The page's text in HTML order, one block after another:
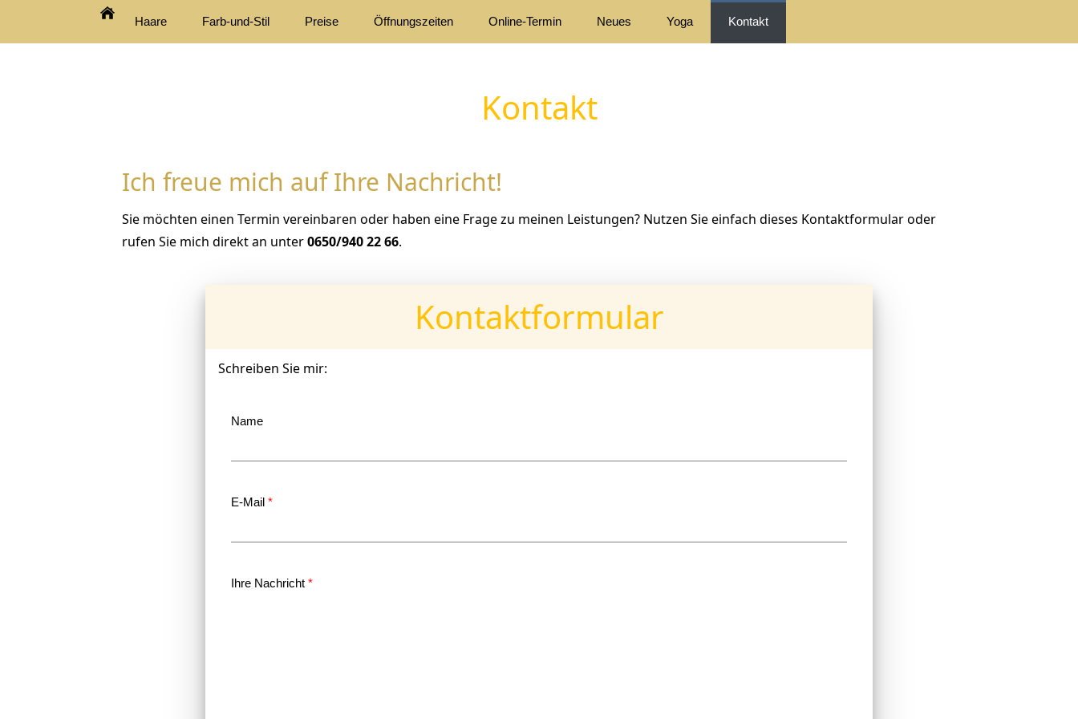
Haare Farb-und-Stil Preise Öffnungszeiten Online-Termin Neues Yoga Kontakt
Kontakt
Ich freue mich auf Ihre Nachricht!
Sie möchten einen Termin vereinbaren oder haben eine Frage zu meinen Leistungen? Nutzen Sie einfach dieses Kontaktformular oder
rufen Sie mich direkt an unter0650/940 22 66.
Kontaktformular
Schreiben Sie mir:
Name
E-Mail *
Ihre Nachricht *